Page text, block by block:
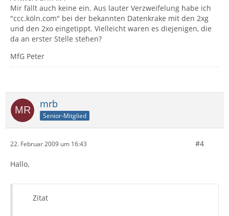
Mir fällt auch keine ein. Aus lauter Verzweifelung habe ich
"ccc.köln.com" bei der bekannten Datenkrake mit den 2xg
und den 2xo eingetippt. Vielleicht waren es diejenigen, die
da an erster Stelle stehen?
MfG Peter
mrb
Senior-Mitglied
22. Februar 2009 um 16:43 #4
Hallo,
Zitat